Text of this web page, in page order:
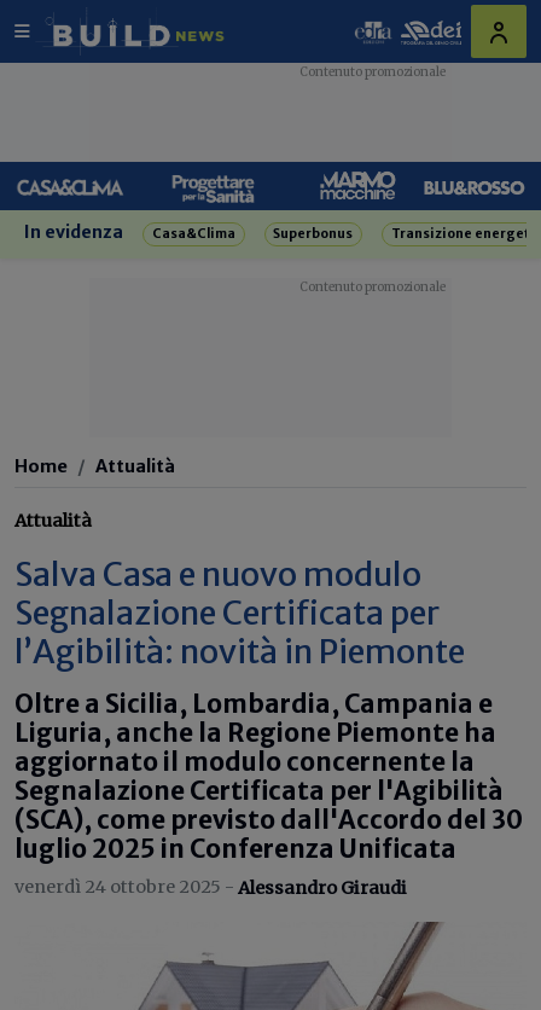
In evidenza Casa&Clima Superbonus Transizione
Home Attualità
Attualità
Salva Casa e nuovo modulo
Segnalazione Certificata per
l’Agibilità: novità in Piemonte
Oltre a Sicilia, Lombardia, Campania e
Liguria, anche la Regione Piemonte ha
aggiornato il modulo concernente la
Segnalazione Certificata per l'Agibilità
(SCA), come previsto dall'Accordo del 30
luglio 2025 in Conferenza Unificata
venerdì 24 ottobre 2025 - Alessandro Giraudi